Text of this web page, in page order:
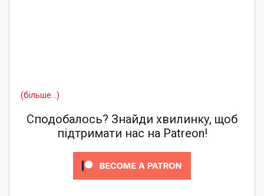
(більше…)
Сподобалось? Знайди хвилинку, щоб
підтримати нас на Patreon!